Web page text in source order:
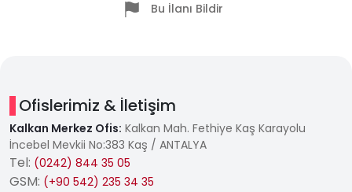
Bu İlanı Bildir
Ofislerimiz & İletişim
Kalkan Merkez Ofis: Kalkan Mah. Fethiye Kaş Karayolu
İncebel Mevkii No:383 Kaş / ANTALYA
Tel: (0242) 844 35 05
GSM: (+90 542) 235 34 35